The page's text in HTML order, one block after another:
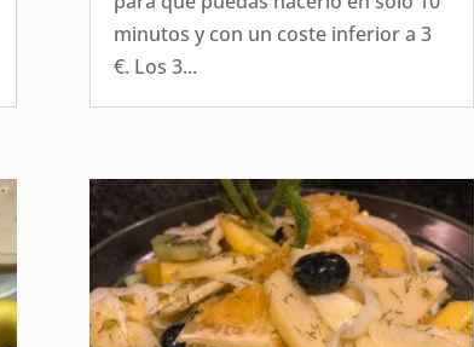
minutos y con un coste inferior a 3
€. Los 3...